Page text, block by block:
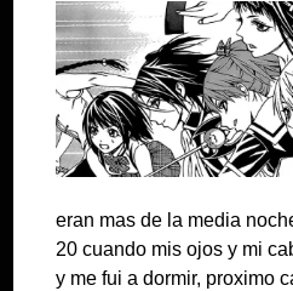
eran mas de la media
20 cuando mis ojos y mi
y me fui a dormir, proximo